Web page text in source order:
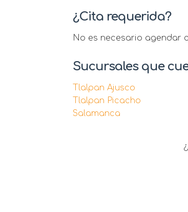
¿Cita requerida?
No es necesario agendar
Sucursales que
Tlalpan Ajusco
Tlalpan Picacho
Salamanca